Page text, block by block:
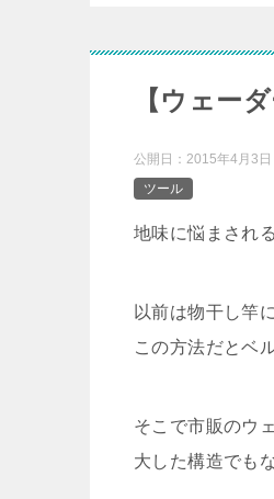
【ウェー
公開日： 2015年4月3日
ツール
地味に悩まされ
以前は物干し竿
この方法だとベ
そこで市販のウ
大した構造でも